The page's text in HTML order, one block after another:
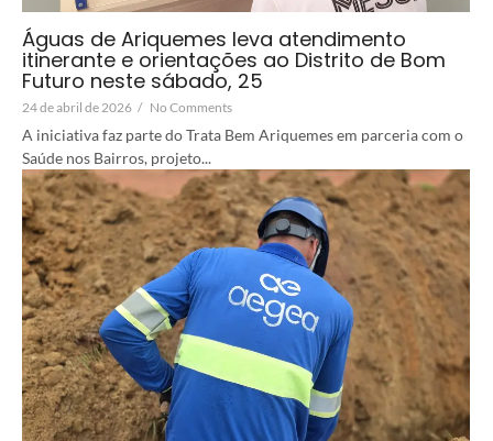
Águas de Ariquemes leva atendimento
itinerante e orientações ao Distrito de Bom
Futuro neste sábado, 25
24 de abril de 2026 / No Comments
A iniciativa faz parte do Trata Bem Ariquemes em parceria com o
Saúde nos Bairros, projeto...